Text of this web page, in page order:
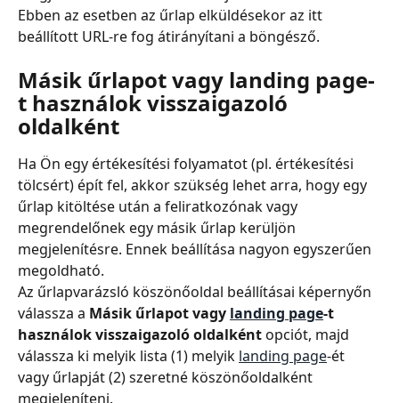
Ebben az esetben az űrlap elküldésekor az itt
beállított URL-re fog átirányítani a böngésző.
Másik űrlapot vagy landing page-
t használok visszaigazoló
oldalként
Ha Ön egy értékesítési folyamatot (pl. értékesítési
tölcsért) épít fel, akkor szükség lehet arra, hogy egy
űrlap kitöltése után a feliratkozónak vagy
megrendelőnek egy másik űrlap kerüljön
megjelenítésre. Ennek beállítása nagyon egyszerűen
megoldható.
Az űrlapvarázsló köszönőoldal beállításai képernyőn
válassza a Másik űrlapot vagy landing page-t
használok visszaigazoló oldalként opciót, majd
válassza ki melyik lista (1) melyik landing page-ét
vagy űrlapját (2) szeretné köszönőoldalként
megjeleníteni.